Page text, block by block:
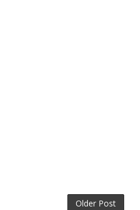
Older Post